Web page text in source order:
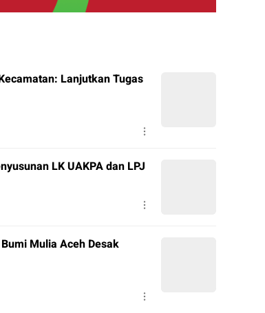
Lanjutkan Tugas
LK UAKPA dan LPJ
Mulia Aceh Desak